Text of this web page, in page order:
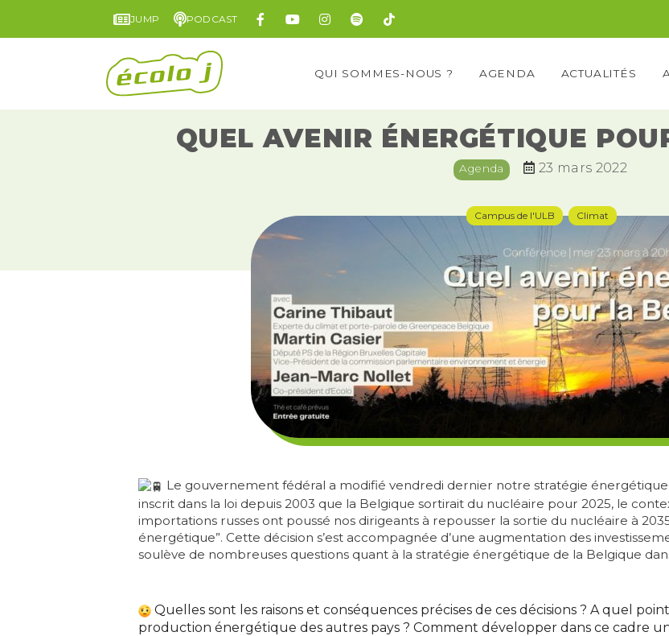
JUMP PODCAST
QUI SOMMES-NOUS ? AGENDA ACTUALITÉS
QUEL AVENIR ÉNERGÉTIQUE
Agenda 23 mars 2022
Campus de l'ULB Climat
Le gouvernement fédéral a modifié vendredi dernier notre stratégie énergétique
inscrit dans la loi depuis 2003 que la Belgique sortirait du nucléaire pour 2025, le
importations russes ont poussé nos dirigeants à repousser la sortie du nucléaire à
énergétique”. Cette décision s’est accompagnée d’une augmentation des
soulève de nombreuses questions quant à la stratégie énergétique de la Belgique
Quelles sont les raisons et conséquences précises de ces décisions ? A quel
production énergétique des autres pays ? Comment développer dans ce cadre